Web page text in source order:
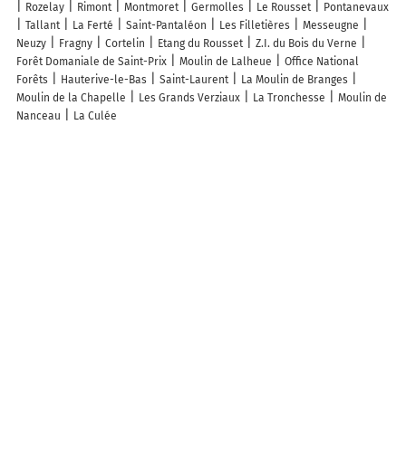
Rozelay
Rimont Montmoret Germolles Le Rousset
Pontanevaux
Tallant
La Ferté Saint-Pantaléon Les Filletières
Messeugne
Neuzy
Fragny Cortelin Etang du Rousset
Z.I. du Bois du Verne
Forêt Domaniale de Saint-Prix
Moulin de Lalheue
Office National
Forêts
Hauterive-le-Bas Saint-Laurent
La Moulin de Branges
Moulin de la Chapelle
Les Grands Verziaux La Tronchesse
Moulin de
Nanceau
La Culée